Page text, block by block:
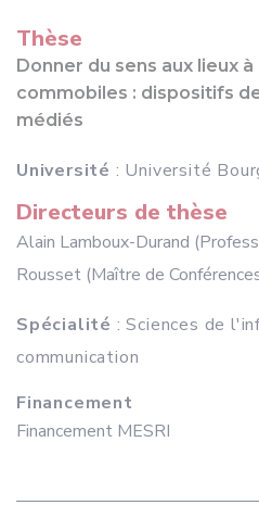
Thèse
Donner du sens aux lieux
commobiles : dispositifs
médiés
Université : Université
Directeurs de thèse
Alain Lamboux-Durand
Rousset (Maître de
Spécialité : Sciences de
communication
Financement
Financement MESRI